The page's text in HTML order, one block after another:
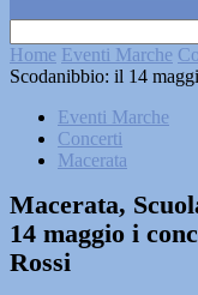
Home Eventi Marche
Scodanibbio: il 14
Eventi Marche
Concerti
Macerata
Macerata,
14 maggio i
Rossi